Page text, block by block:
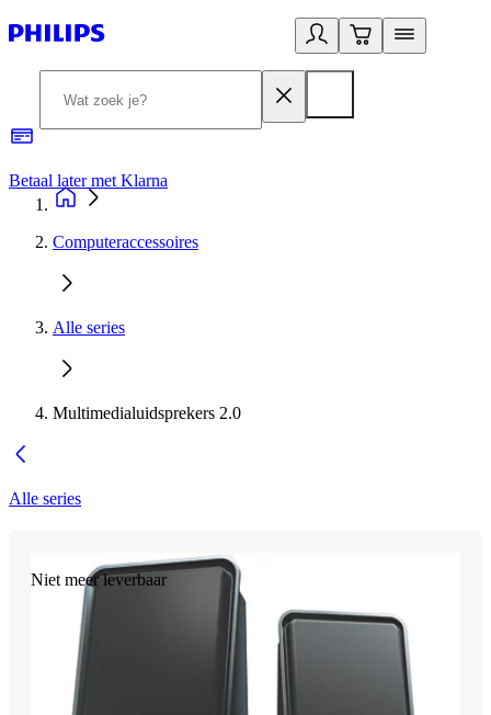
Betaal later met Klarna
Computeraccessoires
Alle series
Multimedialuidsprekers 2.0
Alle series
Niet meer leverbaar